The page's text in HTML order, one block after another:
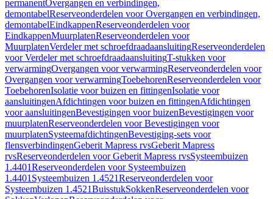
permanentOvergangen en verbindingen,
demontabelReserveonderdelen voor Overgangen en verbindingen,
demontabelEindkappenReserveonderdelen voor
EindkappenMuurplatenReserveonderdelen voor
MuurplatenVerdeler met schroefdraadaansluitingReserveonderdelen
voor Verdeler met schroefdraadaansluitingT-stukken voor
verwarmingOvergangen voor verwarmingReserveonderdelen voor
Overgangen voor verwarmingToebehorenReserveonderdelen voor
ToebehorenIsolatie voor buizen en fittingenIsolatie voor
aansluitingenAfdichtingen voor buizen en fittingenAfdichtingen
voor aansluitingenBevestigingen voor buizenBevestigingen voor
muurplatenReserveonderdelen voor Bevestigingen voor
muurplatenSysteemafdichtingenBevestiging-sets voor
flensverbindingenGeberit Mapress rvsGeberit Mapress
rvsReserveonderdelen voor Geberit Mapress rvsSysteembuizen
1.4401Reserveonderdelen voor Systeembuizen
1.4401 Systeembuizen 1.4521Reserveonderdelen voor
Systeembuizen 1.4521BuisstukSokkenReserveonderdelen voor